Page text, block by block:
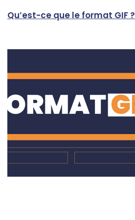
Qu’est-ce que le format GIF ?